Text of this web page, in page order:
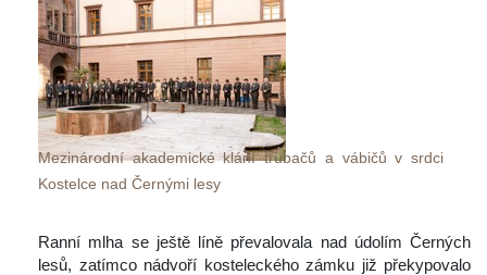
Mezinárodní akademické klání trubačů a vábičů v srdci
Kostelce nad Černými lesy
Ranní mlha se ještě líně převalovala nad údolím Černých
lesů, zatímco nádvoří kosteleckého zámku již překypovalo